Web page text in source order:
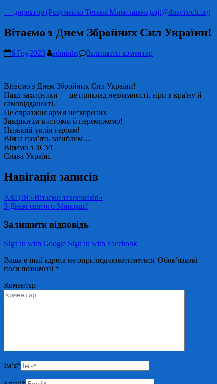
— директор (Розумейко Тетяна Миколаївна)sajt@dnsvitoch.org
Вітаємо з Днем Збройних Сил України!
6 Гру,2023 adminhq Залишити коментар
Вітаємо з Днем Збройних Сил України!
Наші захисники — це приклад незламності, віри в країну й
самовідданості.
Це справжня армія нескорених!
Завдяки їм вистоїмо й переможемо!
Низький уклін героям!
Вічна пам’ять загиблим…
Віримо в ЗСУ!
Слава Україні.
Навігація записів
АКЦІЯ «Вітаємо захисників»
З Днем святого Миколая!
Залишити відповідь
Sign in with Google Sign in with Facebook
Ваша e-mail адреса не оприлюднюватиметься. Обов’язкові
поля позначені *
Коментар
Ім’я*